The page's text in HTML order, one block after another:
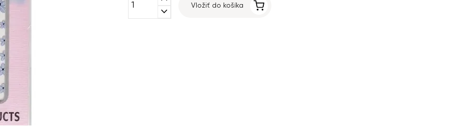
expand_more
Vložiť do košíka